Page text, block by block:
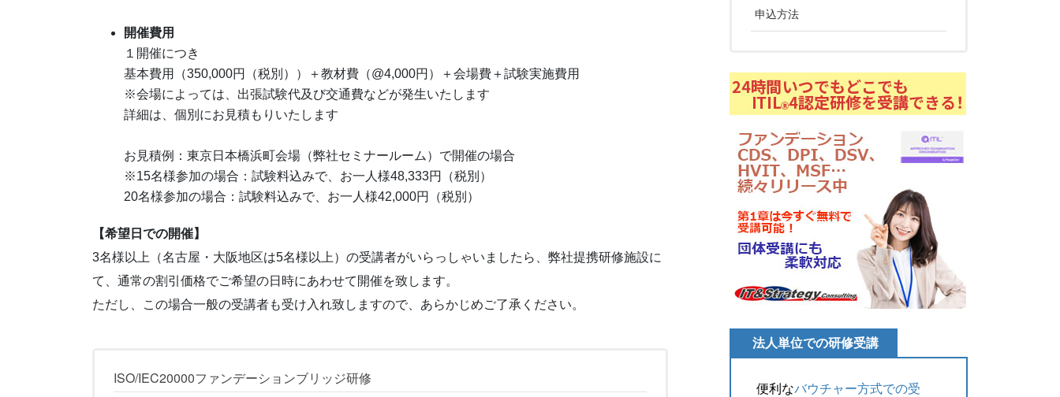
開催費用
１開催につき
基本費用（350,000円（税別））＋教材費（@4,000円）＋会場費＋試験実施費用
※会場によっては、出張試験代及び交通費などが発生いたします
詳細は、個別にお見積もりいたします
お見積例：東京日本橋浜町会場（弊社セミナールーム）で開催の場合
※15名様参加の場合：試験料込みで、お一人様48,333円（税別）
20名様参加の場合：試験料込みで、お一人様42,000円（税別）
【希望日での開催】
3名様以上（名古屋・大阪地区は5名様以上）の受講者がいらっしゃいましたら、弊社提携研修施設に
て、通常の割引価格でご希望の日時にあわせて開催を致します。
ただし、この場合一般の受講者も受け入れ致しますので、あらかじめご了承ください。
ISO/IEC20000ファンデーションブリッジ研修
申込方法
法人単位での研修受講
便利なバウチャー方式での受